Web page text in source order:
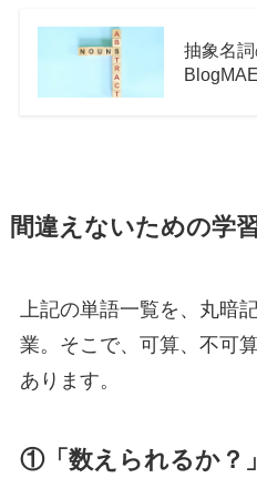
抽象名
BlogMAE
間違えないための学
上記の単語一覧を、丸暗
業。そこで、可算、不可
あります。
①「数えられるか？